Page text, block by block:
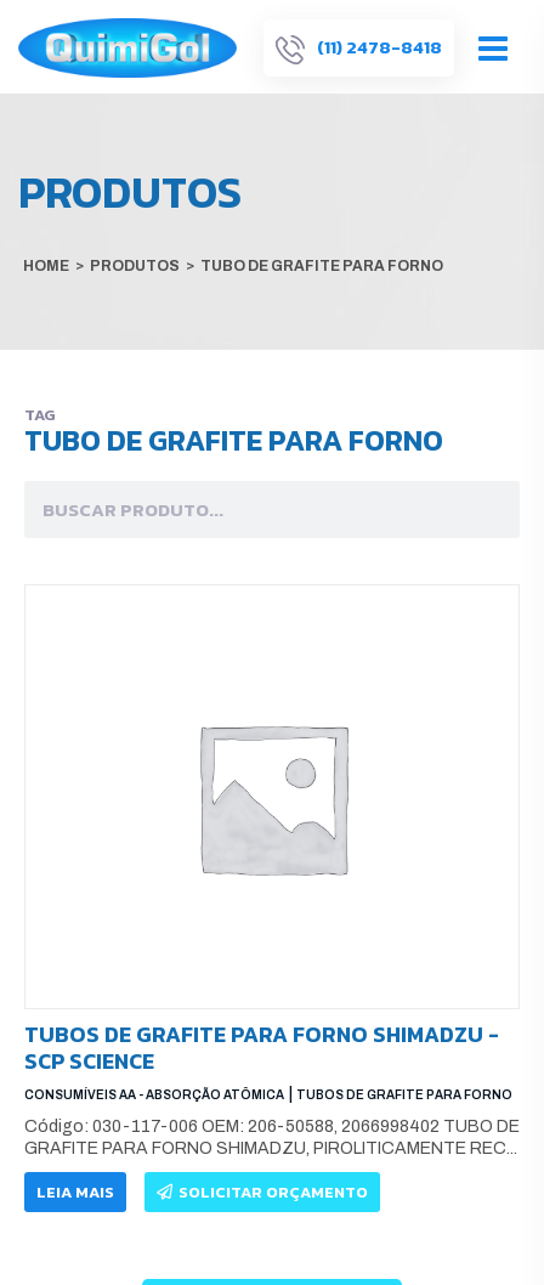
(11) 2478-8418
PRODUTOS
HOME > PRODUTOS > TUBO DE GRAFITE PARA FORNO
TAG
TUBO DE GRAFITE PARA FORNO
TUBOS DE GRAFITE PARA FORNO SHIMADZU -
SCP SCIENCE
CONSUMÍVEIS AA - ABSORÇÃO ATÔMICA TUBOS DE GRAFITE PARA FORNO
Código: 030-117-006 OEM: 206-50588, 2066998402 TUBO DE
GRAFITE PARA FORNO SHIMADZU, PIROLITICAMENTE REC...
LEIA MAIS SOLICITAR ORÇAMENTO